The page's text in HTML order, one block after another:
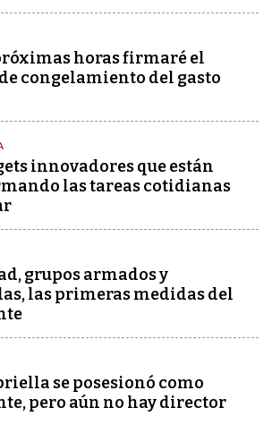
horas firmaré el
congelamiento del gasto
innovadores que están
las tareas cotidianas
grupos armados y
las primeras medidas del
se posesionó como
pero aún no hay director